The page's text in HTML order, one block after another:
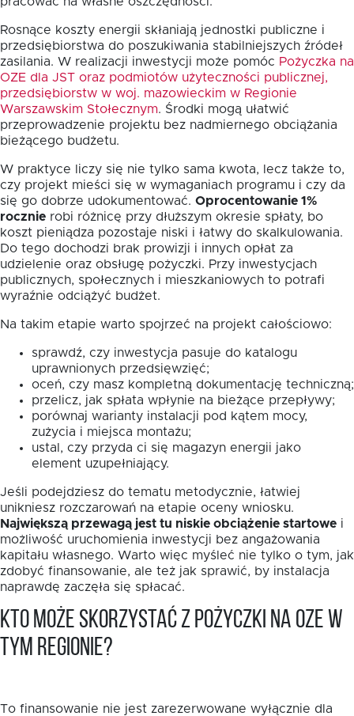
Rosnące koszty energii skłaniają jednostki publiczne i
przedsiębiorstwa do poszukiwania stabilniejszych źródeł
zasilania. W realizacji inwestycji może pomóc Pożyczka na
OZE dla JST oraz podmiotów użyteczności publicznej,
przedsiębiorstw w woj. mazowieckim w Regionie
Warszawskim Stołecznym. Środki mogą ułatwić
przeprowadzenie projektu bez nadmiernego obciążania
bieżącego budżetu.
W praktyce liczy się nie tylko sama kwota, lecz także to,
czy projekt mieści się w wymaganiach programu i czy da
się go dobrze udokumentować. Oprocentowanie 1%
rocznie robi różnicę przy dłuższym okresie spłaty, bo
koszt pieniądza pozostaje niski i łatwy do skalkulowania.
Do tego dochodzi brak prowizji i innych opłat za
udzielenie oraz obsługę pożyczki. Przy inwestycjach
publicznych, społecznych i mieszkaniowych to potrafi
wyraźnie odciążyć budżet.
Na takim etapie warto spojrzeć na projekt całościowo:
sprawdź, czy inwestycja pasuje do katalogu
uprawnionych przedsięwzięć;
oceń, czy masz kompletną dokumentację techniczną;
przelicz, jak spłata wpłynie na bieżące przepływy;
porównaj warianty instalacji pod kątem mocy,
zużycia i miejsca montażu;
ustal, czy przyda ci się magazyn energii jako
element uzupełniający.
Jeśli podejdziesz do tematu metodycznie, łatwiej
unikniesz rozczarowań na etapie oceny wniosku.
Największą przewagą jest tu niskie obciążenie startowe i
możliwość uruchomienia inwestycji bez angażowania
kapitału własnego. Warto więc myśleć nie tylko o tym, jak
zdobyć finansowanie, ale też jak sprawić, by instalacja
naprawdę zaczęła się spłacać.
Kto może skorzystać z pożyczki na OZE w
tym regionie?
To finansowanie nie jest zarezerwowane wyłącznie dla